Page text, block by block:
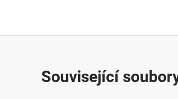
Související